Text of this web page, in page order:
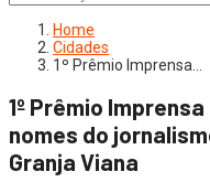
Home
Cidades
1º Prêmio Imprensa…
1º Prêmio
nomes do
Granja Viana